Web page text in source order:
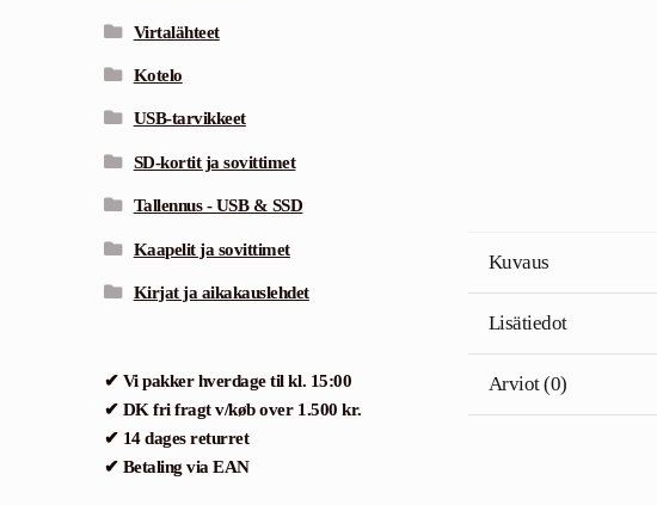
Kuvaus
Lisätiedot
Arviot (0)
Virtalähteet
Kotelo
USB-tarvikkeet
SD-kortit ja sovittimet
Tallennus - USB & SSD
Kaapelit ja sovittimet
Kirjat ja aikakauslehdet
✔ Vi pakker hverdage til kl. 15:00
✔ DK fri fragt v/køb over 1.500 kr.
✔ 14 dages returret
✔ Betaling via EAN